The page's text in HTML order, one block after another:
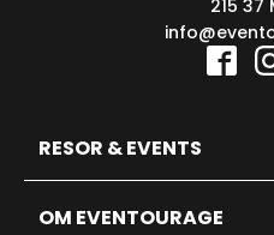
215 37
RESOR & EVENTS
SPORT
OM EVENTOURAGE